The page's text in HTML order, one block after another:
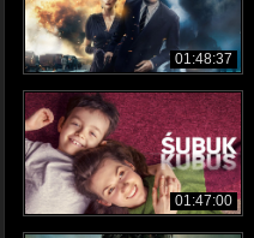
01:48:37
01:47:00